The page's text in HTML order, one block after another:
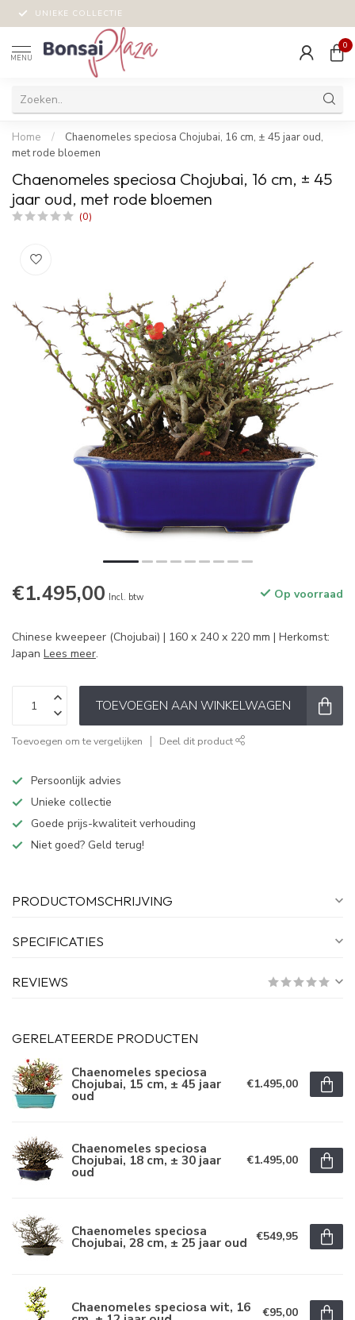
UNIEKE COLLECTIE
MENU
0
Home /
Chaenomeles speciosa Chojubai, 16 cm, ± 45 jaar oud,
met rode bloemen
Chaenomeles speciosa Chojubai, 16 cm, ± 45
jaar oud, met rode bloemen
(0)
€1.495,00 Incl. btw Op voorraad
Chinese kweepeer (Chojubai) | 160 x 240 x 220 mm | Herkomst:
Japan Lees meer.
TOEVOEGEN AAN WINKELWAGEN
Toevoegen om te vergelijken Deel dit product
Persoonlijk advies
Unieke collectie
Goede prijs-kwaliteit verhouding
Niet goed? Geld terug!
PRODUCTOMSCHRIJVING
SPECIFICATIES
REVIEWS
GERELATEERDE PRODUCTEN
Chaenomeles speciosa
Chojubai, 15 cm, ± 45 jaar
oud
€1.495,00
Chaenomeles speciosa
Chojubai, 18 cm, ± 30 jaar
oud
€1.495,00
Chaenomeles speciosa
Chojubai, 28 cm, ± 25 jaar oud €549,95
Chaenomeles speciosa wit, 16 €95,00